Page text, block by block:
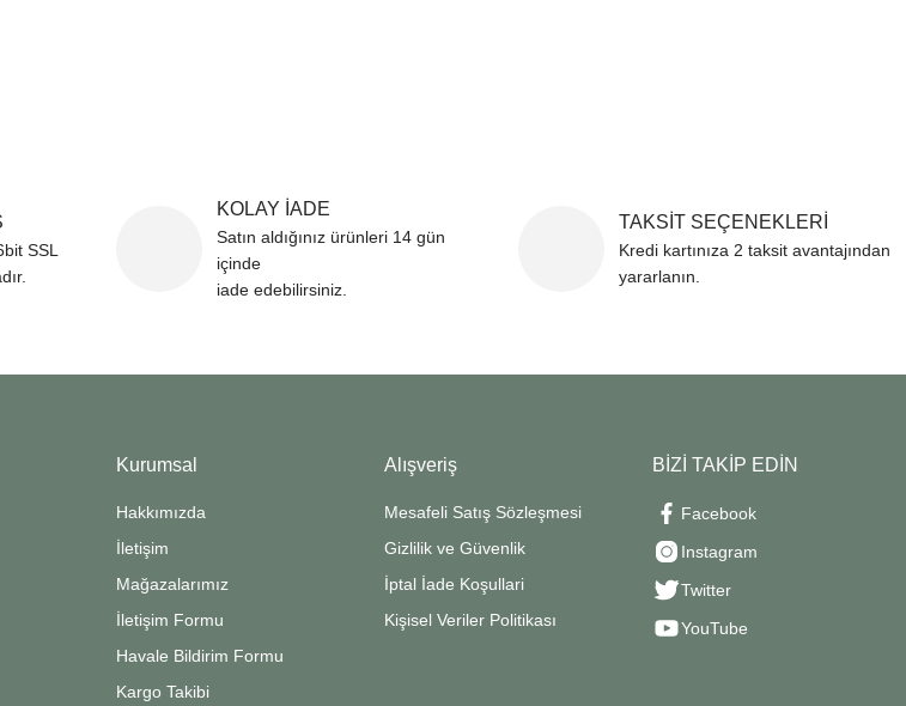
SSL
KOLAY İADE
Satın aldığınız ürünleri 14 gün
içinde
iade edebilirsiniz.
TAKSİT SEÇENEKLERİ
Kredi kartınıza 2 taksit avantajından
yararlanın.
Kurumsal
Hakkımızda
İletişim
Mağazalarımız
İletişim Formu
Havale Bildirim Formu
Kargo Takibi
Alışveriş
Mesafeli Satış Sözleşmesi
Gizlilik ve Güvenlik
İptal İade Koşullari
Kişisel Veriler Politikası
BİZİ TAKİP EDİN
Facebook
Instagram
Twitter
YouTube